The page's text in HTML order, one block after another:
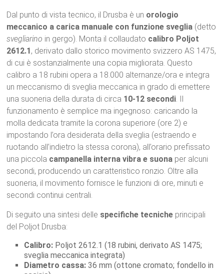
Dal punto di vista tecnico, il Drusba è un orologio
meccanico a carica manuale con funzione sveglia (detto
svegliarino in gergo). Monta il collaudato calibro Poljot
2612.1 , derivato dallo storico movimento svizzero AS 1475,
di cui è sostanzialmente una copia migliorata. Questo
calibro a 18 rubini opera a 18.000 alternanze/ora e integra
un meccanismo di sveglia meccanica in grado di emettere
una suoneria della durata di circa 10-12 secondi. Il
funzionamento è semplice ma ingegnoso: caricando la
molla dedicata tramite la corona superiore (ore 2) e
impostando l’ora desiderata della sveglia (estraendo e
ruotando all’indietro la stessa corona), all’orario prefissato
una piccola campanella interna vibra e suona per alcuni
secondi, producendo un caratteristico ronzio. Oltre alla
suoneria, il movimento fornisce le funzioni di ore, minuti e
secondi continui centrali.
Di seguito una sintesi delle specifiche tecniche principali
del Poljot Drusba:
Calibro: Poljot 2612.1 (18 rubini, derivato AS 1475;
sveglia meccanica integrata)
Diametro cassa: 36 mm (ottone cromato; fondello in